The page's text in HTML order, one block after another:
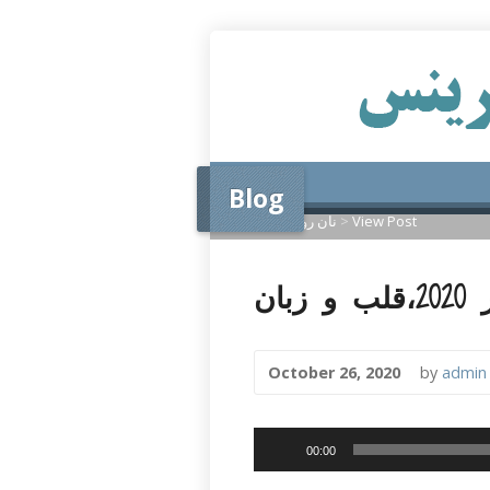
پرينس
Blog
>نان روزانه>View Post
October 26, 2020 by admin
00:00